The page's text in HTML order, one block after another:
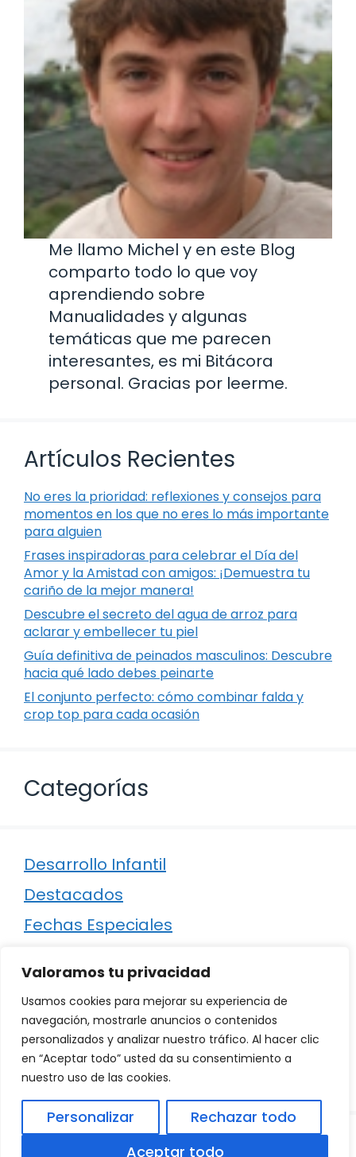
Valoramos tu privacidad
Usamos cookies para mejorar su experiencia de
navegación, mostrarle anuncios o contenidos
personalizados y analizar nuestro tráfico. Al hacer clic
en “Aceptar todo” usted da su consentimiento a
nuestro uso de las cookies.
Personalizar
Rechazar todo
Aceptar todo
Me llamo Michel y en este Blog
comparto todo lo que voy
aprendiendo sobre
Manualidades y algunas
temáticas que me parecen
interesantes, es mi Bitácora
personal. Gracias por leerme.
Artículos Recientes
No eres la prioridad: reflexiones y consejos para
momentos en los que no eres lo más importante
para alguien
Frases inspiradoras para celebrar el Día del
Amor y la Amistad con amigos: ¡Demuestra tu
cariño de la mejor manera!
Descubre el secreto del agua de arroz para
aclarar y embellecer tu piel
Guía definitiva de peinados masculinos: Descubre
hacia qué lado debes peinarte
El conjunto perfecto: cómo combinar falda y
crop top para cada ocasión
Categorías
Desarrollo Infantil
Destacados
Fechas Especiales
Regalos
Relaciones
Ropa
Política de Privacidad Aviso Legal|